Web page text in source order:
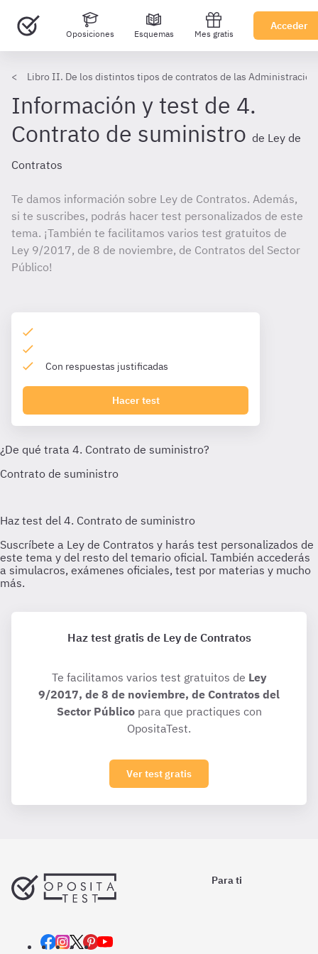
Oposiciones Esquemas Mes gratis
Acceder
Libro II. De los distintos tipos de contratos de las
Información y test de 4.
Contrato de suministro de Ley de
Contratos
Te damos información sobre Ley de Contratos. Además,
si te suscribes, podrás hacer test personalizados de este
tema. ¡También te facilitamos varios test gratuitos de
Ley 9/2017, de 8 de noviembre, de Contratos del Sector
Público!
Con respuestas justificadas
Hacer test
Haz test gratis de Ley de Contratos
Te facilitamos varios test gratuitos de Ley
9/2017, de 8 de noviembre, de Contratos del
Sector Públicopara que practiques con
OpositaTest.
Ver test gratis
Para ti